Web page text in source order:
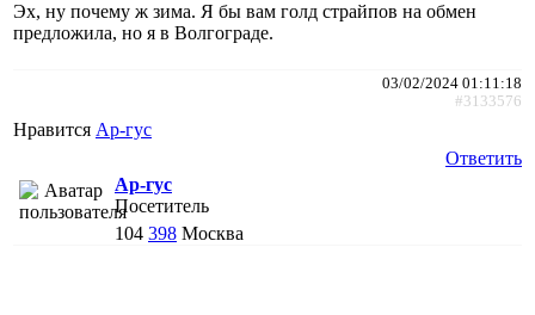
Эх, ну почему ж зима. Я бы вам голд страйпов на обмен
предложила, но я в Волгограде.
03/02/2024 01:11:18
#3133576
Нравится Ар-гус
Ответить
Ар-гус
Посетитель
104 398 Москва